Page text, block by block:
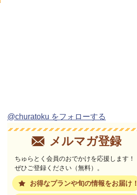
@churatoku をフォローする
メルマガ登録
ちゅらとく会員のおでかけを応援します！
ぜひご登録ください（無料）。
お得なプランや旬の情報をお届け！